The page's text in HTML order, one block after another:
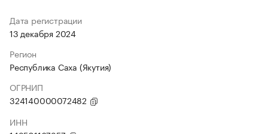
Дата регистрации
13 декабря 2024
Регион
Республика Саха (Якутия)
ОГРНИП
324140000072482
ИНН